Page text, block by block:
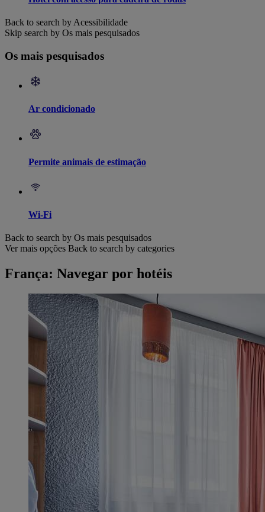
Back to search by Acessibilidade
Skip search by Os mais pesquisados
Os mais pesquisados
Ar condicionado
Permite animais de estimação
Wi-Fi
Back to search by Os mais pesquisados
Ver mais opções Back to search by categories
França: Navegar por hotéis